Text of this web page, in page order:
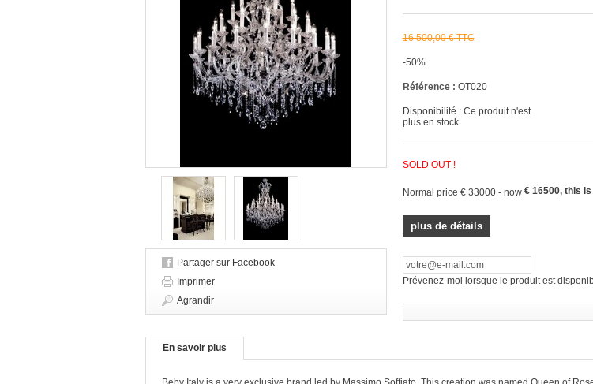
Partager sur Facebook
Imprimer
Agrandir
16 500,00 €TTC
-50%
Référence : OT020
Disponibilité : Ce produit n'est
plus en stock
SOLD OUT !
Normal price € 33000 - now € 16500, this is
plus de détails
Prévenez-moi lorsque le produit est
En savoir plus